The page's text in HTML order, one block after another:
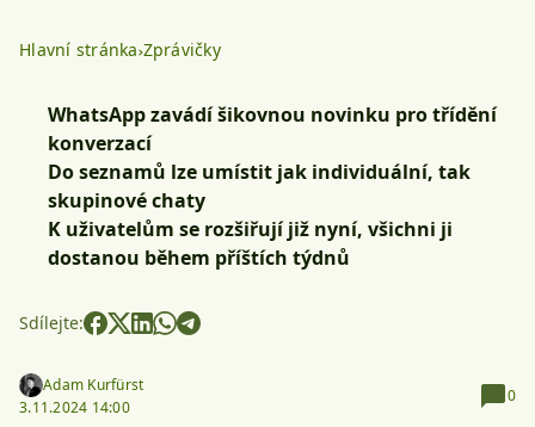
Hlavní stránka Zprávičky
WhatsApp zavádí šikovnou novinku pro třídění
konverzací
Do seznamů lze umístit jak individuální, tak
skupinové chaty
K uživatelům se rozšiřují již nyní, všichni ji
dostanou během příštích týdnů
Sdílejte:
Adam Kurfürst
3.11.2024 14:00
0